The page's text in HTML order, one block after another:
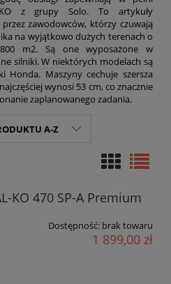
KO z grupy Solo. To artykuły
zawodowców, którzy czuwają
na wyjątkowo dużych terenach o
m2. Są one wyposażone w
silniki. W niektórych modelach są
Maszyny cechuje szersza
wynosi 53 cm, co znacznie
zaplanowanego zadania.
A-Z
KO 470 SP-A Premium
Dostępność: brak towaru
1 899,00 zł